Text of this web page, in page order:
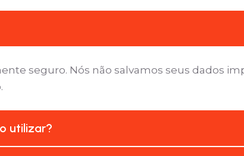
seguro. Nós não salvamos seus dados
utilizar?